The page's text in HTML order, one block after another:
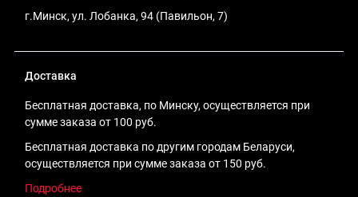
Доставка
Бесплатная доставка, по Минску, осуществляется при
сумме заказа от 100 руб.
Бесплатная доставка по другим городам Беларуси,
осуществляется при сумме заказа от 150 руб.
Подробнее
г.Минск, ул. Лобанка, 94 (Павильон, 7)